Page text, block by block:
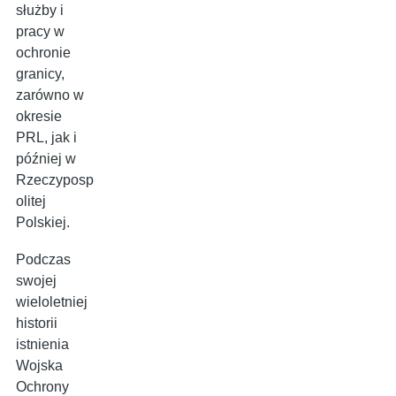
służby i
pracy w
ochronie
granicy,
zarówno w
okresie
PRL, jak i
później w
Rzeczyposp
olitej
Polskiej.
Podczas
swojej
wieloletniej
historii
istnienia
Wojska
Ochrony